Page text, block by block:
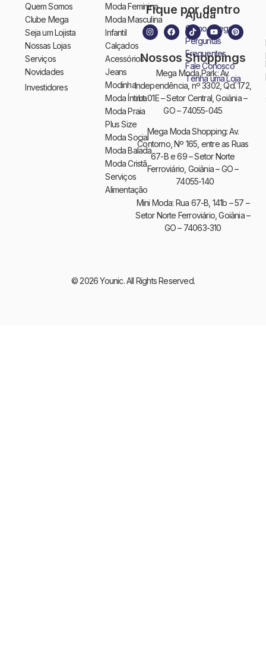
Quem Somos
Clube Mega
Seja um Lojista
Nossas Lojas
Serviços
Novidades
Investidores
Moda Feminina
Moda Masculina
Infantil
Calçados
Acessórios
Jeans
Modinha
Moda Íntima
Moda Praia
Plus Size
Moda Social
Moda Balada
Moda Cristã
Serviços
Alimentação
Ajuda
Como Chegar
Perguntas
Frequentes
Fale Conosco
Tenha uma Loja
Fique por dentro
Nossos Shoppings
Mega Moda Park: Av.
Independência, nº 3302, Qd. 172,
Lt. 01E – Setor Central, Goiânia –
GO – 74055-045
Mega Moda Shopping: Av.
Contorno, Nº 165, entre as Ruas
67-B e 69 – Setor Norte
Ferroviário, Goiânia – GO –
74055-140
Mini Moda: Rua 67-B, 141b – 57 –
Setor Norte Ferroviário, Goiânia –
GO – 74063-310
© 2026 Younic. All Rights Reserved.